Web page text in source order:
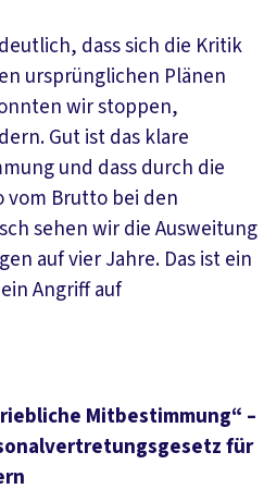
dass sich die Kritik
ursprünglichen Plänen
wir stoppen,
Gut ist das klare
und dass durch die
Brutto bei den
sehen wir die Ausweitung
auf vier Jahre. Das ist ein
Angriff auf
Mitbestimmung“ –
für